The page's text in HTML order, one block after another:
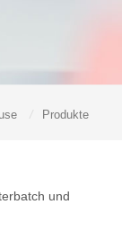
Produkte
und